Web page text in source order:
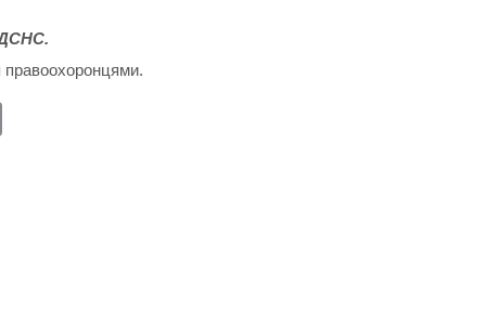
правоохоронцями.